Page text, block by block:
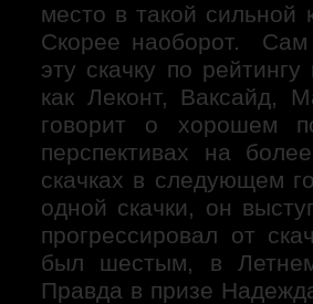
место в такой сильной
Скорее наоборот.
эту скачку по
как Леконт, Ваксайд,
говорит о хорошем
перспективах на
скачках в следующем
одной скачки, он
прогрессировал от
был шестым, в
Правда в призе